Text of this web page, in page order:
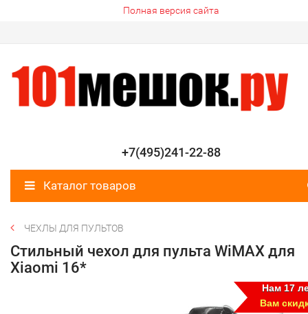
Полная версия сайта
+7(495)241-22-88
Каталог товаров
ЧЕХЛЫ ДЛЯ ПУЛЬТОВ
Стильный чехол для пульта WiMAX для
Xiaomi 16*
Нам 17
Вам